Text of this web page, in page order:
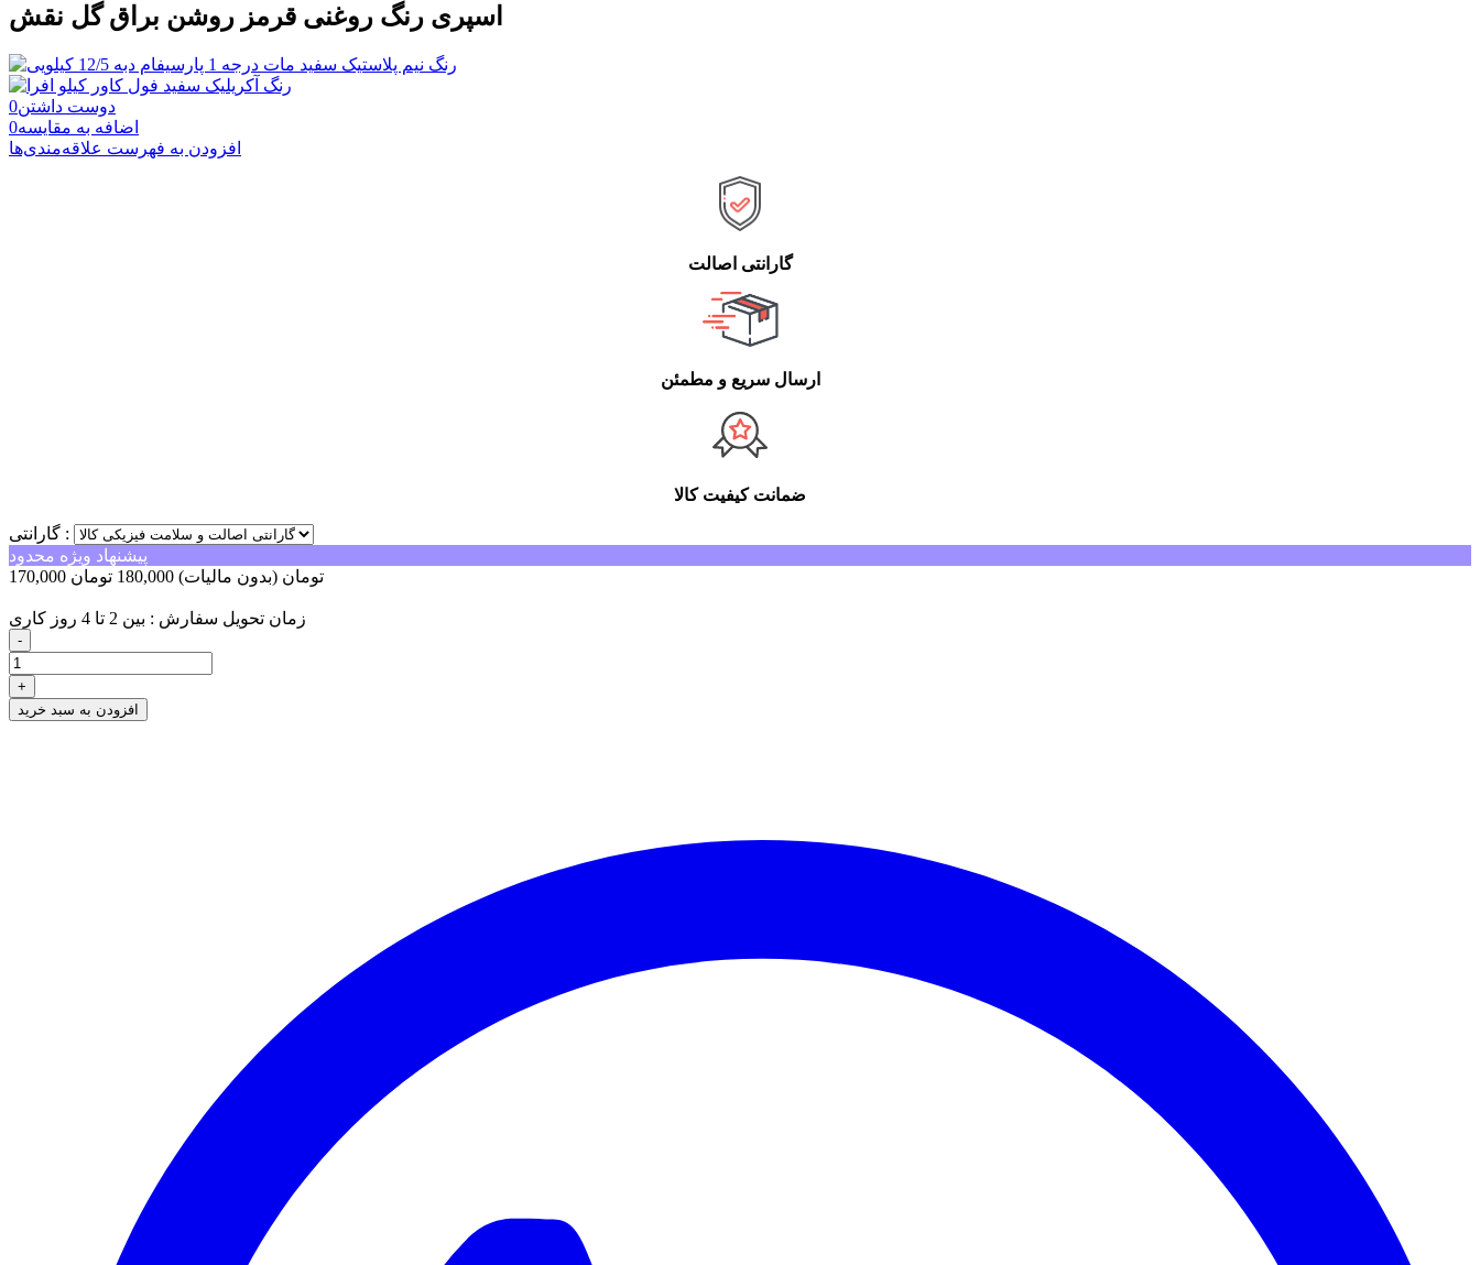
اسپری رنگ روغنی قرمز روشن براق گل نقش
دوست داشتن0
اضافه به مقایسه0
افزودن به فهرست علاقه‌مندی‌ها
گارانتی اصالت
ارسال سریع و مطمئن
ضمانت کیفیت کالا
گارانتی :
پیشنهاد ویژه محدود
170,000 تومان (بدون مالیات) 180,000 تومان
زمان تحویل سفارش : بین 2 تا 4 روز کاری
-
+
افزودن به سبد خرید